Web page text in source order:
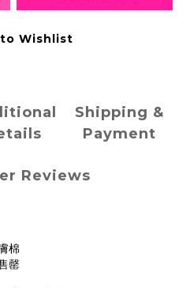
Wishlist
Shipping &
Payment
Reviews
棉
罄